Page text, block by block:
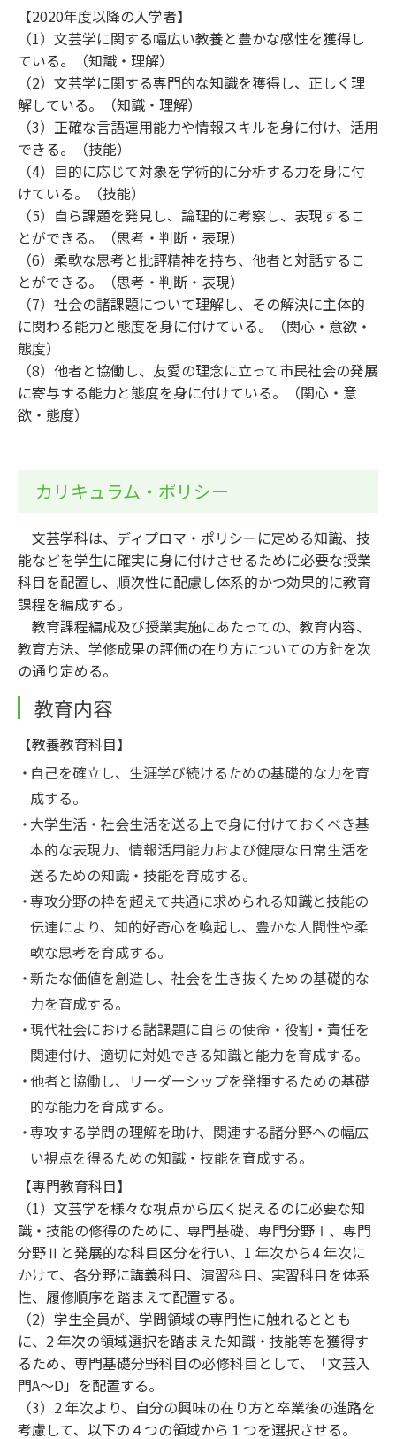
【2020年度以降の入学者】
（1）文芸学に関する幅広い教養と豊かな感性を獲得し
ている。（知識・理解）
（2）文芸学に関する専門的な知識を獲得し、正しく理
解している。（知識・理解）
（3）正確な言語運用能力や情報スキルを身に付け、活用
できる。（技能）
（4）目的に応じて対象を学術的に分析する力を身に付
けている。（技能）
（5）自ら課題を発見し、論理的に考察し、表現するこ
とができる。（思考・判断・表現）
（6）柔軟な思考と批評精神を持ち、他者と対話するこ
とができる。（思考・判断・表現）
（7）社会の諸課題について理解し、その解決に主体的
に関わる能力と態度を身に付けている。（関心・意欲・
態度）
（8）他者と協働し、友愛の理念に立って市民社会の発展
に寄与する能力と態度を身に付けている。（関心・意
欲・態度）
カリキュラム・ポリシー
文芸学科は、ディプロマ・ポリシーに定める知識、技
能などを学生に確実に身に付けさせるために必要な授業
科目を配置し、順次性に配慮し体系的かつ効果的に教育
課程を編成する。
教育課程編成及び授業実施にあたっての、教育内容、
教育方法、学修成果の評価の在り方についての方針を次
の通り定める。
教育内容
【教養教育科目】
自己を確立し、生涯学び続けるための基礎的な力を育
成する。
大学生活・社会生活を送る上で身に付けておくべき基
本的な表現力、情報活用能力および健康な日常生活を
送るための知識・技能を育成する。
専攻分野の枠を超えて共通に求められる知識と技能の
伝達により、知的好奇心を喚起し、豊かな人間性や柔
軟な思考を育成する。
新たな価値を創造し、社会を生き抜くための基礎的な
力を育成する。
現代社会における諸課題に自らの使命・役割・責任を
関連付け、適切に対処できる知識と能力を育成する。
他者と協働し、リーダーシップを発揮するための基礎
的な能力を育成する。
専攻する学問の理解を助け、関連する諸分野への幅広
い視点を得るための知識・技能を育成する。
【専門教育科目】
（1）文芸学を様々な視点から広く捉えるのに必要な知
識・技能の修得のために、専門基礎、専門分野Ⅰ、専門
分野Ⅱと発展的な科目区分を行い、1 年次から4 年次に
かけて、各分野に講義科目、演習科目、実習科目を体系
性、履修順序を踏まえて配置する。
（2）学生全員が、学問領域の専門性に触れるととも
に、2 年次の領域選択を踏まえた知識・技能等を獲得す
るため、専門基礎分野科目の必修科目として、「文芸入
門A～D」を配置する。
（3）2 年次より、自分の興味の在り方と卒業後の進路を
考慮して、以下の４つの領域から１つを選択させる。